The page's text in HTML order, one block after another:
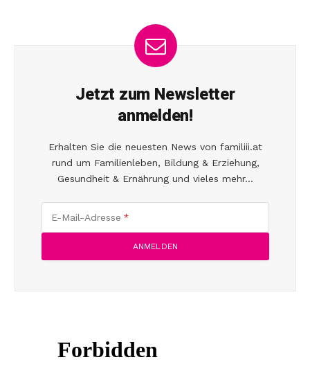
Jetzt zum Newsletter
anmelden!
Erhalten Sie die neuesten News von familiii.at
rund um Familienleben, Bildung & Erziehung,
Gesundheit & Ernährung und vieles mehr...
E-Mail-Adresse